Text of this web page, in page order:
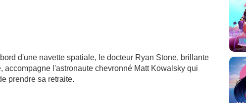
d'une navette spatiale, le docteur Ryan Stone, brillante
accompagne l'astronaute chevronné Matt Kowalsky qui
prendre sa retraite.